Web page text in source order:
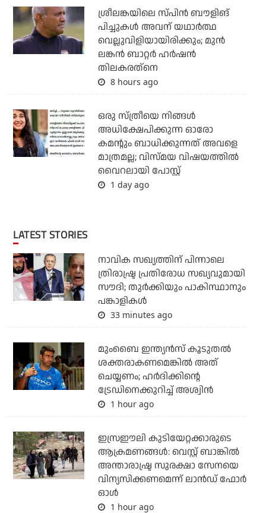
ശ്രീലങ്കയിലെ സ്പിന്‍ ബൗളിങ്
പിച്ചുകള്‍ അവന് യഥാര്‍ത്ഥ
വെല്ലുവിളിയായിരിക്കും; മുന്‍
ലങ്കന്‍ ബാറ്റര്‍ ഹര്‍ഷന്‍
തിലകരത്‌നെ
8 hours ago
ഒരു സ്ത്രീയെ നിങ്ങള്‍
അധിക്ഷേപിക്കുന്ന ഓരോ
കമന്റും ബാധിക്കുന്നത് അവളെ
മാത്രമല്ല; വിസ്മയ വിഷയത്തില്‍
വൈറലായി പോസ്റ്റ്
1 day ago
LATEST STORIES
നാവിക സഖ്യത്തിന് പിന്നാലെ
ത്രിരാഷ്ട്ര പ്രതിരോധ സഖ്യവുമായി
സൗദി; തുര്‍ക്കിയും പാകിസ്ഥാനും
പങ്കാളികള്‍
33 minutes ago
മുംബൈ ഇന്ത്യന്‍സ് കൂടുതല്‍
ശക്തരാകണമെങ്കില്‍ അത്
ചെയ്യണം; ഹര്‍ദിക്കിന്റെ
ട്രേഡിനെക്കുറിച്ച് അശ്വിന്‍
1 hour ago
ഇസ്രഈലി കുടിയേറ്റക്കാരുടെ
ആക്രമണങ്ങള്‍: വെസ്റ്റ് ബാങ്കില്‍
അന്താരാഷ്ട്ര സുരക്ഷാ സേനയെ
വിന്യസിക്കണമെന്ന് ലാന്‍ഡ് ഫോര്‍
ഓള്‍
1 hour ago